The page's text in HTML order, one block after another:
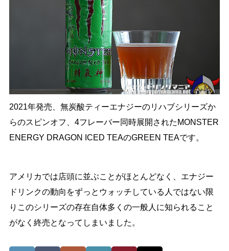
2021年発売、無炭酸ティーエナジーのリハブシリーズか
らのスピンオフ、4フレーバー同時展開されたMONSTER
ENERGY DRAGON ICED TEAのGREEN TEAです。
アメリカでは店頭に並ぶことがほとんどなく、エナジー
ドリンクの動向をずっとウォッチしている人ではない限
りこのシリーズの存在自体多くの一般人に知られること
がなく終売となってしまいました。